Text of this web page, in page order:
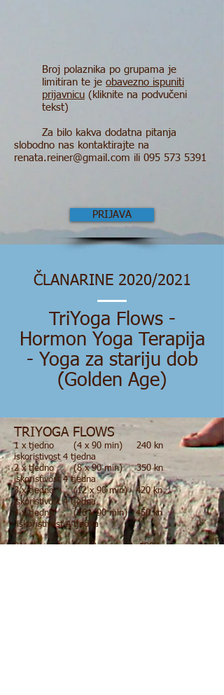
Broj polaznika po grupama je
limitiran te je obavezno ispuniti
prijavnicu (kliknite na podvučeni
tekst)
Za bilo kakva dodatna pitanja
slobodno nas kontaktirajte na
renata.reiner@gmail.com ili 095 573 5391
ČLANARINE 2020/2021
TriYoga Flows -
Hormon Yoga Terapija
- Yoga za stariju dob
(Golden Age)
TRIYOGA FLOWS
1 x tjedno (4 x 90 min) 240 kn
iskoristivost 4 tjedna
2 x tjedno (8 x 90 min) 350 kn
iskoristivost 4 tjedna
3 x tjedno (12 x 90 min) 420 kn
iskoristivost 4 tjedna
4 x tjedno (16 x 90 min) 450 kn
iskoristivost 4 tjedna
8 dolazaka (unutar 2mjeseca) 500 kn
PRIJAVA